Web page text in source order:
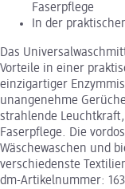
Faserpflege
In der
Das
Vorteile in einer
einzigartiger
unangenehme
strahlende
Faserpflege. Die
Wäschewaschen und
verschiedenste
dm-Artikelnummer: